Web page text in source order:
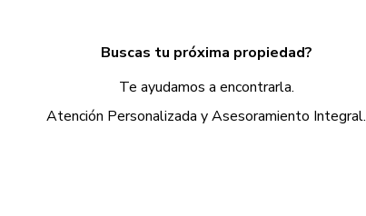
Buscas tu próxima propiedad?
Te ayudamos a encontrarla.
Atención Personalizada y Asesoramiento Integral.